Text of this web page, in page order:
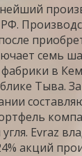
РФ.
семь
в
Тыва.
Evraz
акций